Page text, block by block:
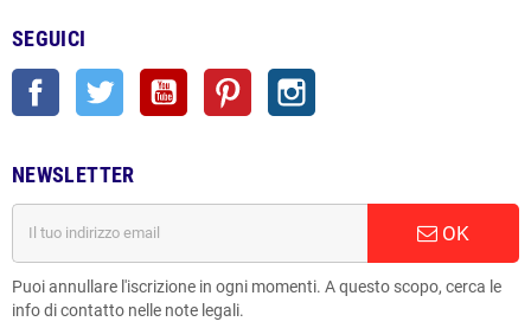
SEGUICI
Facebook Twitter YouTube Pinterest
NEWSLETTER
OK
Puoi annullare l'iscrizione in ogni momenti. A questo scopo, cerca le
info di contatto nelle note legali.